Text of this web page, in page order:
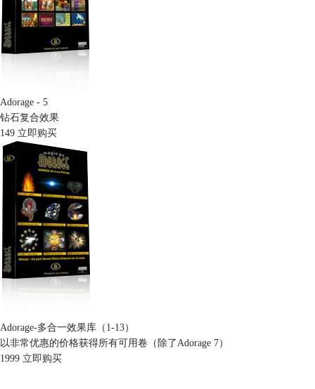
Adorage - 5
钻石复合效果
149 立即购买
Adorage-多合一效果库（1-13）
以非常优惠的价格获得所有可用卷（除了Adorage 7）
1999 立即购买